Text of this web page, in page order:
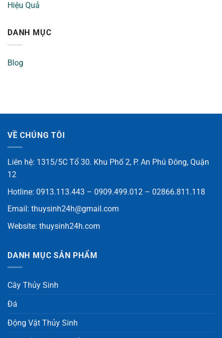
Hiệu Quả
DANH MỤC
Blog
VỀ CHÚNG TÔI
Liên hệ: 1315/5C Tổ 30. Khu Phố 2, P. An Phú Đông, Quận
12
Hotline: 0913.113.443 – 0909.499.012 – 02866.811.118
Email: thuysinh24h@gmail.com
Website: thuysinh24h.com
DANH MỤC SẢN PHẨM
Cây Thủy Sinh
Đá
Động Vật Thủy Sinh